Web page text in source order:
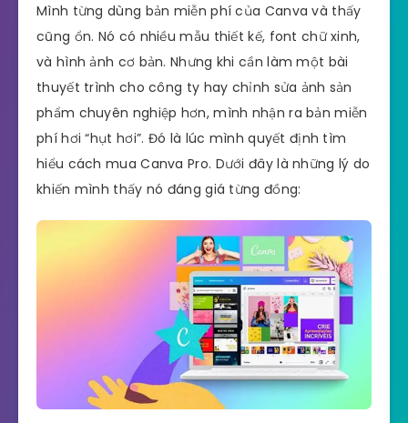
Mình từng dùng bản miễn phí của Canva và thấy
cũng ổn. Nó có nhiều mẫu thiết kế, font chữ xinh,
và hình ảnh cơ bản. Nhưng khi cần làm một bài
thuyết trình cho công ty hay chỉnh sửa ảnh sản
phẩm chuyên nghiệp hơn, mình nhận ra bản miễn
phí hơi “hụt hơi”. Đó là lúc mình quyết định tìm
hiểu cách mua Canva Pro. Dưới đây là những lý do
khiến mình thấy nó đáng giá từng đồng: